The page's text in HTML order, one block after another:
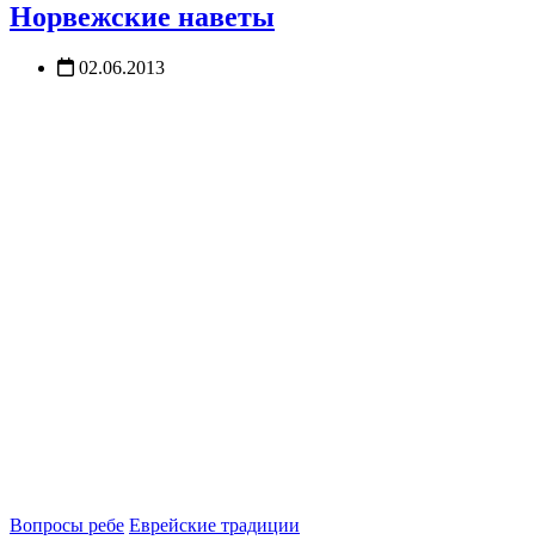
Норвежские наветы
02.06.2013
Вопросы ребе Еврейские традиции